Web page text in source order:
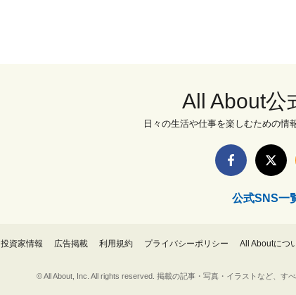
All About公
日々の生活や仕事を楽しむための情
公式SNS一
投資家情報 広告掲載 利用規約 プライバシーポリシー All Aboutにつ
© All About, Inc. All rights reserved. 掲載の記事・写真・イラストなど、す